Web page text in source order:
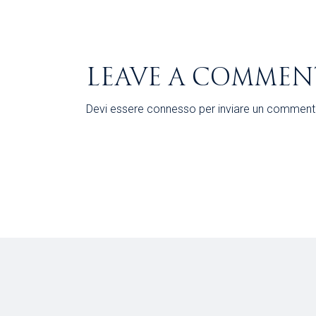
LEAVE A
Devi essere connesso per inviare un